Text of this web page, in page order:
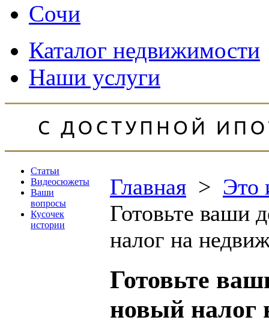
Сочи
Каталог недвижимости
Наши услуги
Статьи
Видеосюжеты
Ваши
вопросы
Кусочек
истории
Главная > Это
Готовьте ваши
налог на
Готовьте
новый налог